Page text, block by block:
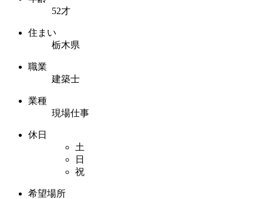
52才
住まい
栃木県
職業
建築士
業種
現場仕事
休日
土
日
祝
希望場所